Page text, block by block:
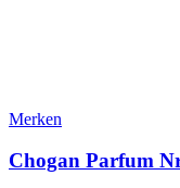
Merken
Chogan Parfum